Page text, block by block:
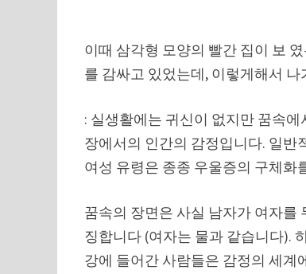
이때 삼각형 모양의 빨간 집이 보
를 감싸고 있었는데, 이렇게해서
: 실생활에는 귀신이 없지만 꿈속
장에서의 인간의 감정입니다. 일반
여성 유령은 종종 우울증의 구체화
꿈속의 장면은 사실 남자가 여자를
징합니다 (여자는 물과 같습니다).
강에 들어간 사람들은 감정의 세계